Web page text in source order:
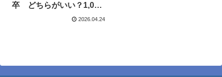
卒 どちらがいい？1,000
万円の差から考えるリア
2026.04.24